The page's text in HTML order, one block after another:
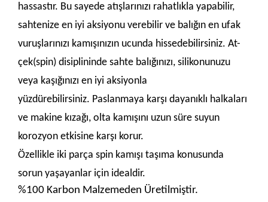
hassastır. Bu sayede atışlarınızı rahatlıkla yapabilir,
sahtenize en iyi aksiyonu verebilir ve balığın en ufak
vuruşlarınızı kamışınızın ucunda hissedebilirsiniz. At-
çek(spin) disiplininde sahte balığınızı, silikonunuzu
veya kaşığınızı en iyi aksiyonla
yüzdürebilirsiniz. Paslanmaya karşı dayanıklı halkaları
ve makine kızağı, olta kamışını uzun süre suyun
korozyon etkisine karşı korur.
Özellikle iki parça spin kamışı taşıma konusunda
sorun yaşayanlar için idealdir.
%100 Karbon Malzemeden Üretilmiştir.